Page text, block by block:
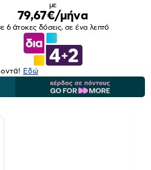
με
79,67€/μήνα
6 άτοκες δόσεις, σε ένα λεπτό
Eδώ